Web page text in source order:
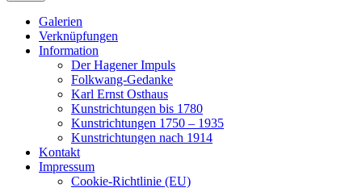
Galerien
Verknüpfungen
Information
Der Hagener Impuls
Folkwang-Gedanke
Karl Ernst Osthaus
Kunstrichtungen bis 1780
Kunstrichtungen 1750 – 1935
Kunstrichtungen nach 1914
Kontakt
Impressum
Cookie-Richtlinie (EU)